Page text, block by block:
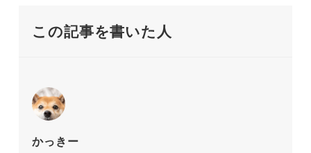
この記事を書いた人
かっきー